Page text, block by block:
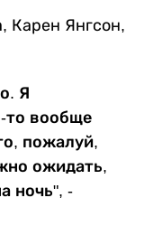
Карен Янгсон,
Я
то вообще
пожалуй,
ожидать,
ночь", -